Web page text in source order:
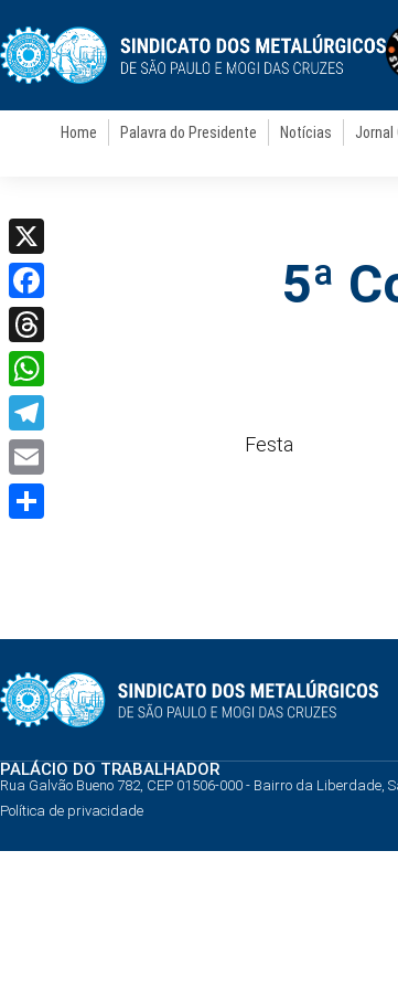
Home Palavra do Presidente Notícias Jornal
5ª
Festa
PALÁCIO DO TRABALHADOR
Rua Galvão Bueno 782, CEP 01506-000 - Bairro da Liberdade,
Política de privacidade
X
Facebook
Threads
WhatsApp
Telegram
Email